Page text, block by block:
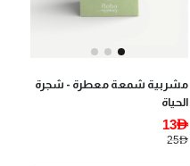
مشربية شمعة معطرة - شجرة
الحياة
13AED
25AED